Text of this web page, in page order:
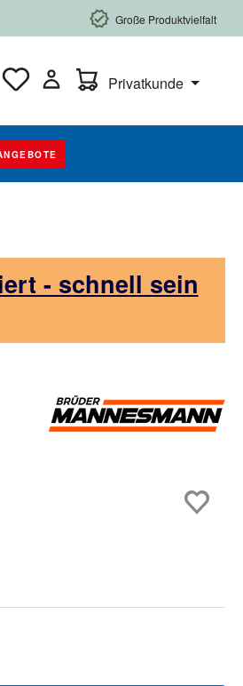
Große Produktvielfalt
Warenkorb enthält 0
Privatkunde
- schnell sein